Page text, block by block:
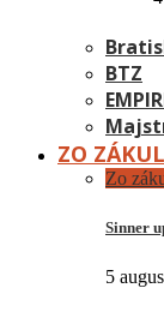
BTZ
ZO
Zo
Sinner
5